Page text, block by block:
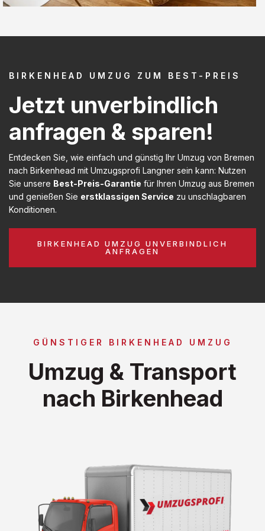
BIRKENHEAD UMZUG ZUM BEST-PREIS
Jetzt unverbindlich
anfragen & sparen!
Entdecken Sie, wie einfach und günstig Ihr Umzug von Bremen
nach Birkenhead mit Umzugsprofi Langner sein kann: Nutzen
Sie unsere Best-Preis-Garantie für Ihren Umzug aus Bremen
und genießen Sie erstklassigen Service zu unschlagbaren
Konditionen.
BIRKENHEAD UMZUG UNVERBINDLICH
ANFRAGEN
GÜNSTIGER BIRKENHEAD UMZUG
Umzug & Transport
nach Birkenhead